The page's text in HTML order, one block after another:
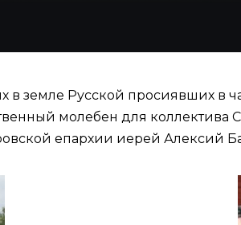
в земле Русской просиявших в
молебен для
епархии иерей Алексий